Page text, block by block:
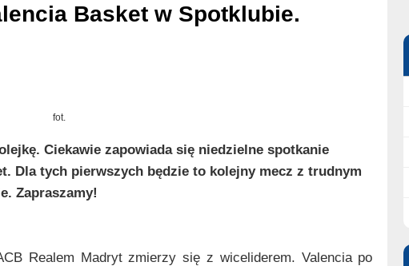
Basket w Spotklubie.
fot.
Ciekawie zapowiada się niedzielne spotkanie
Dla tych pierwszych będzie to kolejny mecz z trudnym
Zapraszamy!
Realem Madryt zmierzy się z wiceliderem. Valencia po